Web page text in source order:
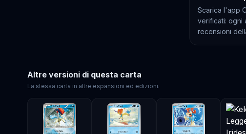
Scarica l'app
verificati: ogni
recensioni
Altre versioni di questa carta
La stessa carta in altre espansioni ed edizioni.